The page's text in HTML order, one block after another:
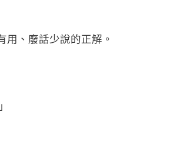
用、廢話少說的正解。